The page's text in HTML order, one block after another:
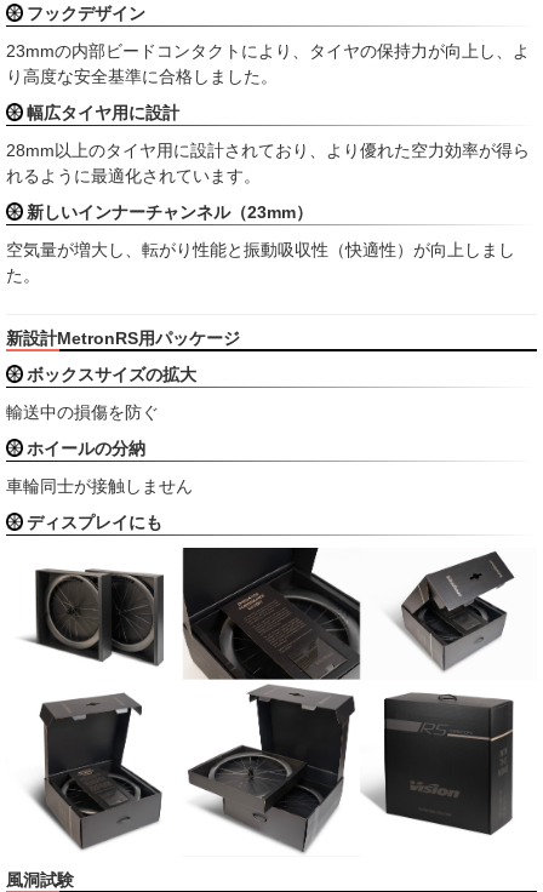
フックデザイン
23mmの内部ビードコンタクトにより、タイヤの保持力が向上し、よ
り高度な安全基準に合格しました。
幅広タイヤ用に設計
28mm以上のタイヤ用に設計されており、より優れた空力効率が得ら
れるように最適化されています。
新しいインナーチャンネル（23mm）
空気量が増大し、転がり性能と振動吸収性（快適性）が向上しまし
た。
新設計MetronRS用パッケージ
ボックスサイズの拡大
輸送中の損傷を防ぐ
ホイールの分納
車輪同士が接触しません
ディスプレイにも
風洞試験